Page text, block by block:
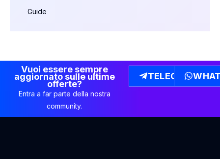
Guide
Vuoi essere sempre
aggiornato sulle ultime
offerte?
Entra a far parte della nostra
community.
TELEGRAM